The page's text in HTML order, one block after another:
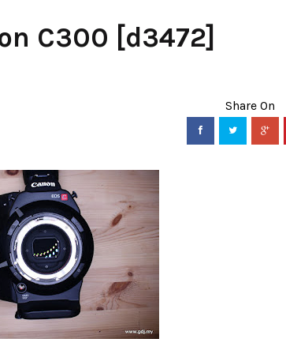
C300 [d3472]